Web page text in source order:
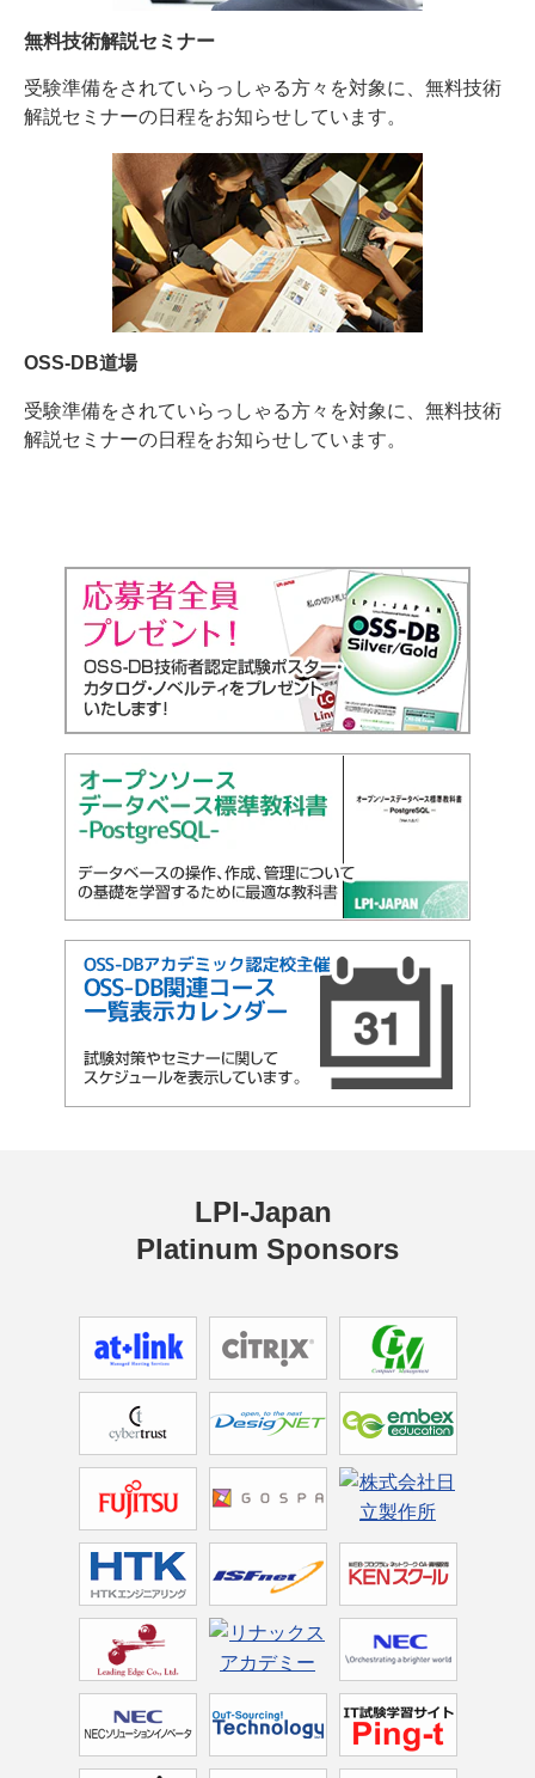
無料技術解説セミナー
受験準備をされていらっしゃる方々を対象に、無料技術
解説セミナーの日程をお知らせしています。
OSS-DB道場
受験準備をされていらっしゃる方々を対象に、無料技術
解説セミナーの日程をお知らせしています。
LPI-Japan
Platinum Sponsors